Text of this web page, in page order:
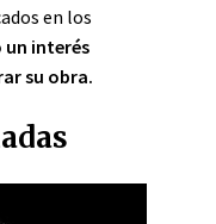
en los
un interés
su obra.